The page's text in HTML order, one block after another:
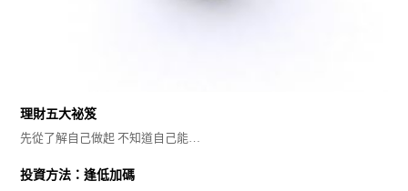
理財五大祕笈
先從了解自己做起 不知道自己能…
投資方法：逢低加碼